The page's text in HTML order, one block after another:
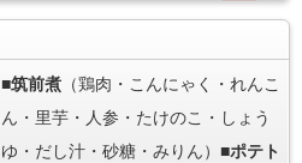
■筑前煮 （鶏肉・こんにゃく・れんこ
ん・里芋・人参・たけのこ・しょう
ゆ・だし汁・砂糖・みりん）■ポテト